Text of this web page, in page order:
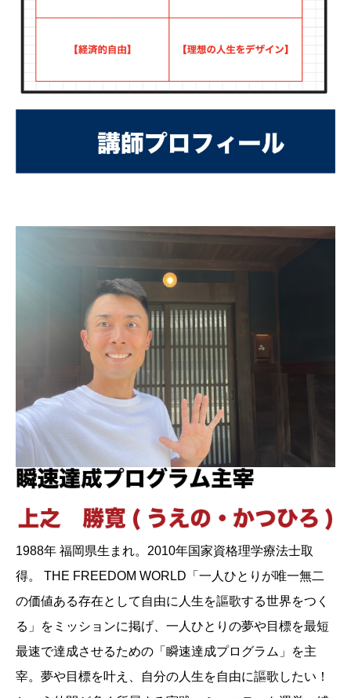
1988年 福岡県生まれ。2010年国家資格理学療法士取
得。 THE FREEDOM WORLD「一人ひとりが唯一無二
の価値ある存在として自由に人生を謳歌する世界をつく
る」をミッションに掲げ、一人ひとりの夢や目標を最短
最速で達成させるための「瞬速達成プログラム」を主
宰。夢や目標を叶え、自分の人生を自由に謳歌したい！